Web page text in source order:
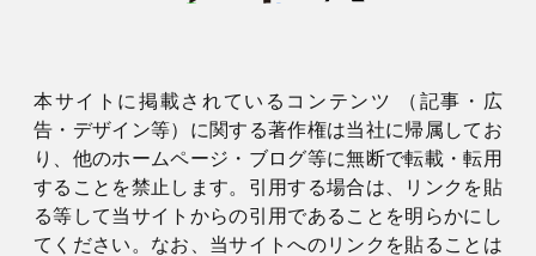
本サイトに掲載されているコンテンツ （記事・広
告・デザイン等）に関する著作権は当社に帰属してお
り、他のホームページ・ブログ等に無断で転載・転用
することを禁止します。引用する場合は、リンクを貼
る等して当サイトからの引用であることを明らかにし
てください。なお、当サイトへのリンクを貼ることは